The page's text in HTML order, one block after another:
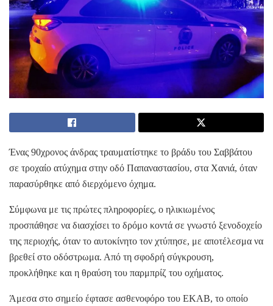
Ένας 90χρονος άνδρας τραυματίστηκε το βράδυ του Σαββάτου
σε τροχαίο ατύχημα στην οδό Παπαναστασίου, στα Χανιά, όταν
παρασύρθηκε από διερχόμενο όχημα.
Σύμφωνα με τις πρώτες πληροφορίες, ο ηλικιωμένος
προσπάθησε να διασχίσει το δρόμο κοντά σε γνωστό ξενοδοχείο
της περιοχής, όταν το αυτοκίνητο τον χτύπησε, με αποτέλεσμα να
βρεθεί στο οδόστρωμα. Από τη σφοδρή σύγκρουση,
προκλήθηκε και η θραύση του παρμπρίζ του οχήματος.
Άμεσα στο σημείο έφτασε ασθενοφόρο του ΕΚΑΒ, το οποίο